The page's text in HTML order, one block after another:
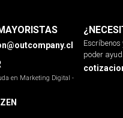
en Marketing Digital -
poder